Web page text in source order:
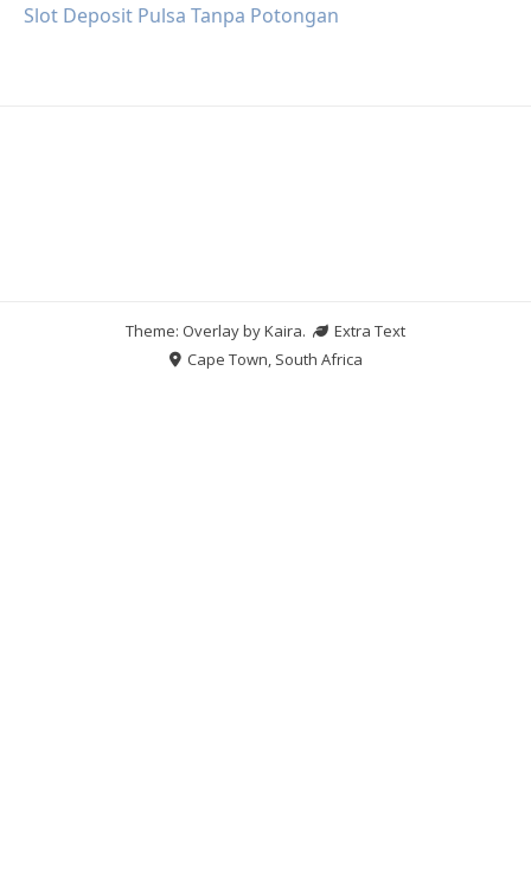
Slot Deposit Pulsa Tanpa Potongan
Theme: Overlay byKaira.
Extra Text
Cape Town, South Africa